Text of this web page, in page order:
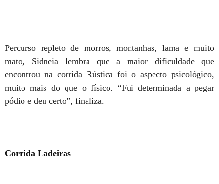
Percurso repleto de morros, montanhas, lama e muito
mato, Sidneia lembra que a maior dificuldade que
encontrou na corrida Rústica foi o aspecto psicológico,
muito mais do que o físico. “Fui determinada a pegar
pódio e deu certo”, finaliza.
Corrida Ladeiras